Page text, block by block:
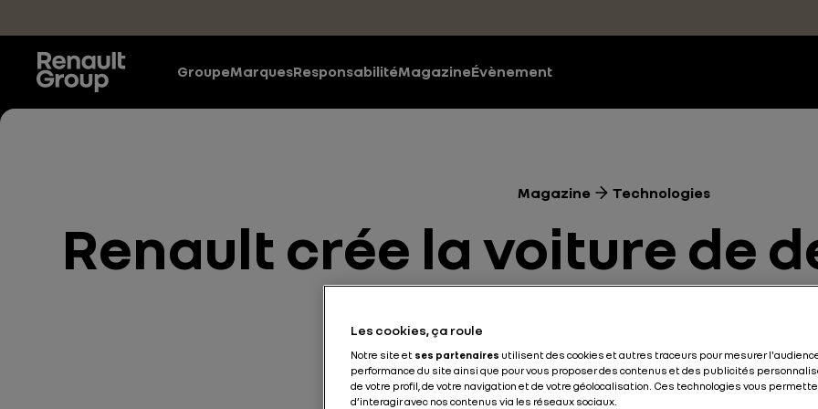
GroupeMarquesResponsabilitéMagazineÉvènement
Magazine Technologies
Renault crée la voiture de
des mulets !
Technologies Innovation 3 min
Les cookies, ça roule
Notre site et ses partenaires utilisent des cookies et autres traceurs pour mesurer
performance du site ainsi que pour vous proposer des contenus et des publicités
de votre profil, de votre navigation et de votre géolocalisation. Ces technologies vous
d’interagir avec nos contenus via les réseaux sociaux.